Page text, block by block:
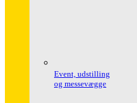
Event, udstilling
og messevægge